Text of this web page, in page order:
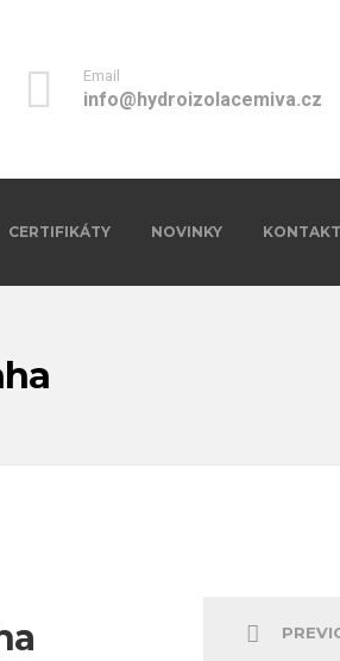
CERTIFIKÁTY NOVINKY KONTAKT
Email
info@hydroizolacemiva.cz